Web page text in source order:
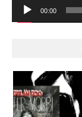
00:00